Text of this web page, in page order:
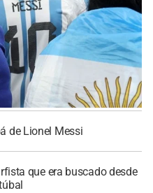
de Lionel Messi
que era buscado desde